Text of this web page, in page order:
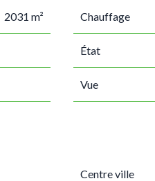
2031 m² Chauffage
État
Vue
Centre ville